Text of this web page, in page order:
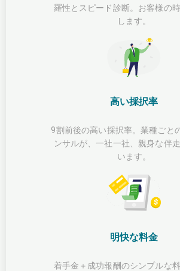
羅性とスピード診断。お客様の
します。
高い採択率
9割前後の高い採択率。業種ごと
ンサルが、一社一社、親身な伴
います。
明快な料金
着手金＋成功報酬のシンプルな料